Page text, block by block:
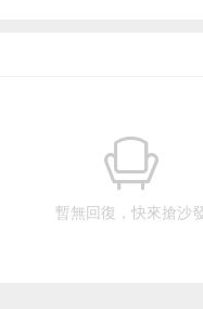
暫無回復，快來搶沙